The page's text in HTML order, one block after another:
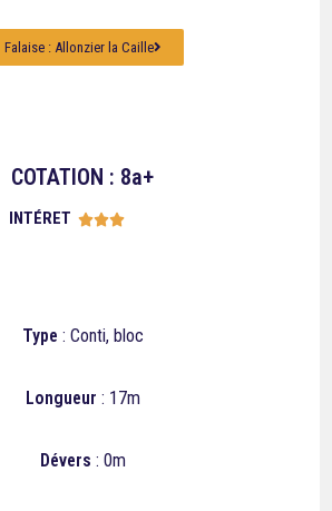
Falaise : Allonzier la Caille
COTATION : 8a+
INTÉRET 
Type : Conti, bloc
Longueur : 17m
Dévers : 0m